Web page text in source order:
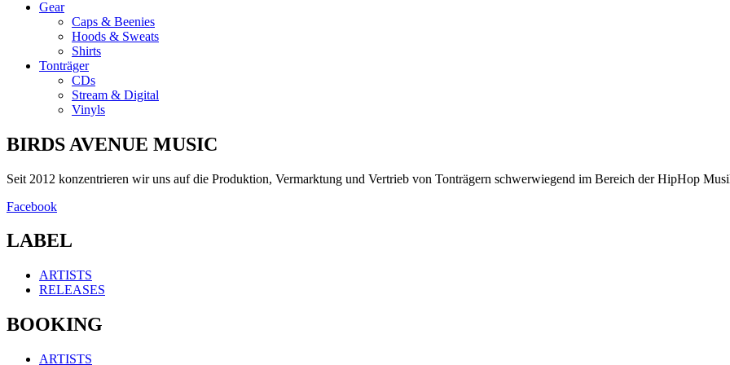
Gear
Caps & Beenies
Hoods & Sweats
Shirts
Tonträger
CDs
Stream & Digital
Vinyls
BIRDS AVENUE MUSIC
Seit 2012 konzentrieren wir uns auf die Produktion, Vermarktung und Vertrieb von Tonträgern schwerwiegend im Bereich der HipHop
Facebook
LABEL
ARTISTS
RELEASES
BOOKING
ARTISTS